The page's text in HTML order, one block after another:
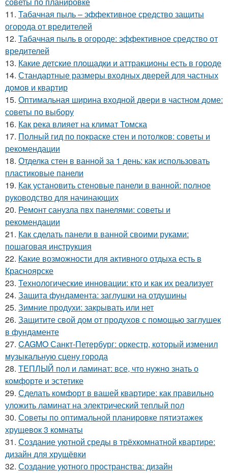
11. Табачная пыль – эффективное средство защиты
огорода от вредителей
12. Табачная пыль в огороде: эффективное средство от
вредителей
13. Какие детские площадки и аттракционы есть в городе
14. Стандартные размеры входных дверей для частных
домов и квартир
15. Оптимальная ширина входной двери в частном доме:
советы по выбору
16. Как река влияет на климат Томска
17. Полный гид по покраске стен и потолков: советы и
рекомендации
18. Отделка стен в ванной за 1 день: как использовать
пластиковые панели
19. Как установить стеновые панели в ванной: полное
руководство для начинающих
20. Ремонт санузла пвх панелями: советы и
рекомендации
21. Как сделать панели в ванной своими руками:
пошаговая инструкция
22. Какие возможности для активного отдыха есть в
Красноярске
23. Технологические инновации: кто и как их реализует
24. Защита фундамента: заглушки на отдушины
25. Зимние продухи: закрывать или нет
26. Защитите свой дом от продухов с помощью заглушек
в фундаменте
27. CAGMO Санкт-Петербург: оркестр, который изменил
музыкальную сцену города
28. ТЕПЛЫЙ пол и ламинат: все, что нужно знать о
комфорте и эстетике
29. Сделать комфорт в вашей квартире: как правильно
уложить ламинат на электрический теплый пол
30. Советы по оптимальной планировке пятиэтажек
хрущевок 3 комнаты
31. Создание уютной среды в трёхкомнатной квартире:
дизайн для хрущёвки
32. Создание уютного пространства: дизайн